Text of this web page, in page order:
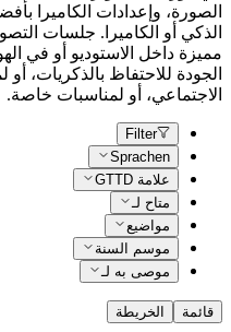
الصورة، وإعدادات الكاميرا
الذكي أو الكاميرا. جلسات
مميزة داخل الاستوديو أو في
الجودة للاحتفاظ بالذكريات،
الاجتماعي، أو لمناسبات خاصة.
Filter
Sprachen
علامة GTTD
متاح لـ
مواضيع
موسم السنة
موصى به لـ
قائمة الخريطة